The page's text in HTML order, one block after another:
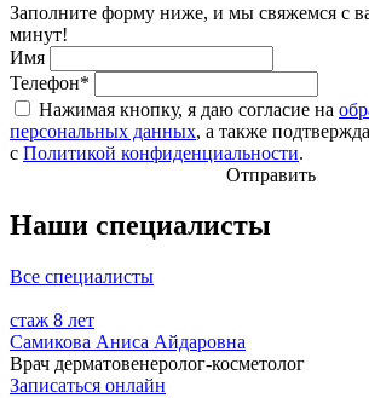
Заполните форму ниже, и мы свяжемся с
минут!
Имя
Телефон*
Нажимая кнопку, я даю согласие на
персональных данных, а также
с Политикой конфиденциальности.
Отправить
Наши специалисты
Все специалисты
стаж 8 лет
Самикова Аниса Айдаровна
Врач дерматовенеролог-косметолог
Записаться онлайн